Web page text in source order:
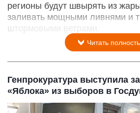
регионы будут швырять из
заливать мощными ливнями и
штормовыми ветрами.
Читать
Генпрокуратура выступила
«Яблока» из выборов в